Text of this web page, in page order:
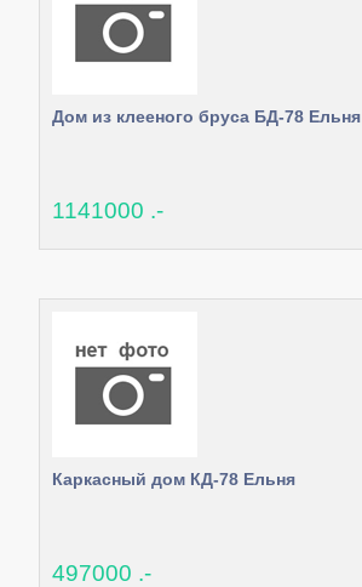
Дом из клееного бруса БД-78 Ельня
1141000 .-
Каркасный дом КД-78 Ельня
497000 .-